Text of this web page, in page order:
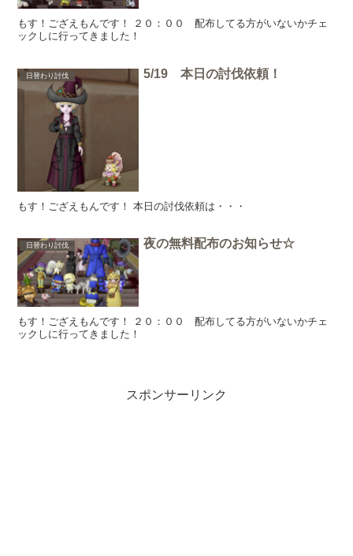
もす！ござえもんです！ ２０：００ 配布してる方がいないかチェ
ックしに行ってきました！
日替わり討伐 5/19 本日の討伐依頼！
もす！ござえもんです！ 本日の討伐依頼は・・・
日替わり討伐 夜の無料配布のお知らせ☆
もす！ござえもんです！ ２０：００ 配布してる方がいないかチェ
ックしに行ってきました！
スポンサーリンク